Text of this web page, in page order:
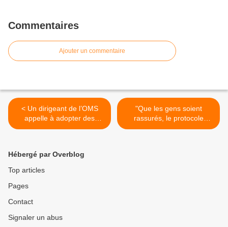
Commentaires
Ajouter un commentaire
< Un dirigeant de l’OMS
appelle à adopter des
mesures "restreignant les
pandémies
"Que les gens soient
rassurés, le protocole
Raoult était pleinement
Hébergé par Overblog
Top articles
Pages
Contact
Signaler un abus